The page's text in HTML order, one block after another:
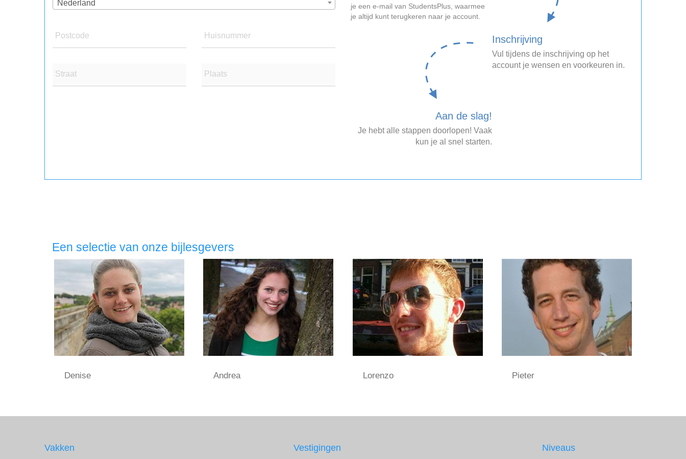
Nederland
Postcode Huisnummer
Straat Plaats
je een e-mail van StudentsPlus, waarmee
je altijd kunt terugkeren naar je account.
Inschrijving
Vul tijdens de inschrijving op het
account je wensen en voorkeuren in.
Aan de slag!
Je hebt alle stappen doorlopen! Vaak
kun je al snel starten.
Een selectie van onze bijlesgevers
Denise Andrea Lorenzo Pieter
Vakken Vestigingen Niveaus